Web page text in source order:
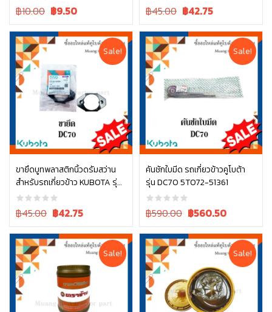
Original
was:
฿10.00.
฿10.00 Current
is:
฿10.00.
฿9.50
Original
was:
฿45.00.
฿45.00 Current
is:
฿45.00.
฿42.75
Sale!
ขายึดบูทพลาสติกนิ้วดรัมสว่าน
สำหรับรถเกี่ยวข้าว KUBOTA รุ่น
DC70 (รหัส 5T124-52484)
Original
was:
฿45.00.
฿45.00 Current
is:
฿45.00.
฿42.75
หยิบใส่ตะกร้า
Sale!
คันชักใบมีด รถเกี่ยวข้าวคูโบต้า
รุ่น DC70 5T072-51361
Original
was:
฿590.00.
฿590.00 Current
is:
฿590.00.
฿560.50
หยิบใส่ตะกร้า
Sale! Sale!